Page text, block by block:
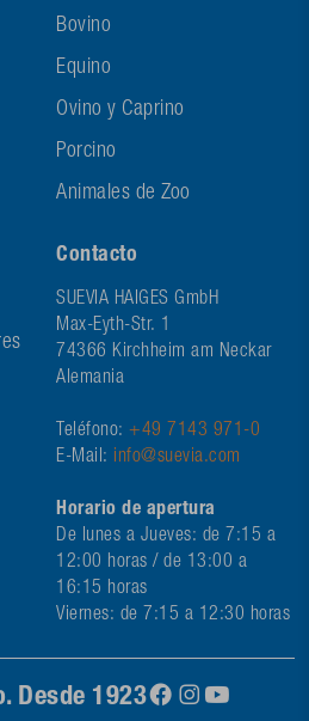
Bovino
Equino
Ovino y Caprino
Porcino
Animales de Zoo
Contacto
SUEVIA HAIGES GmbH
Max-Eyth-Str. 1
74366 Kirchheim am Neckar
Alemania
Teléfono: +49 7143 971-0
E-Mail: info@suevia.com
Horario de apertura
De lunes a Jueves: de 7:15 a
12:00 horas / de 13:00 a
16:15 horas
Viernes: de 7:15 a 12:30 horas
Desde 1923